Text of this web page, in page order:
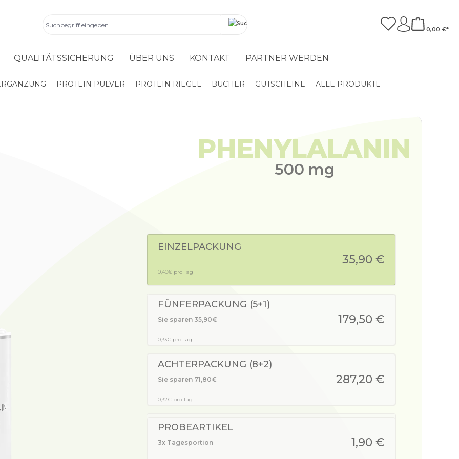
0,00 €*
QUALITÄTSSICHERUNG ÜBER UNS KONTAKT PARTNER WERDEN
PROTEIN PULVER PROTEIN RIEGEL BÜCHER GUTSCHEINE ALLE PRODUKTE
PHENYLALANIN
500 mg
ACHTERPACKUNG (8+2)
Sie sparen 71,80€
0,32€ pro Tag
287,20 €
EINZELPACKUNG
0,40€ pro Tag
35,90 €
FÜNFERPACKUNG (5+1)
Sie sparen 35,90€
0,33€ pro Tag
179,50 €
PROBEARTIKEL
3x Tagesportion 1,90 €